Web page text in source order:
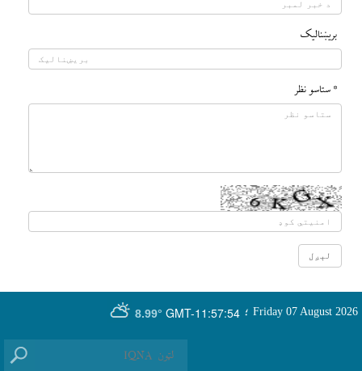
بريښناليک
* ستاسو نظر
GMT-11:57:54
8.99° Friday 07 August 2026 ؛